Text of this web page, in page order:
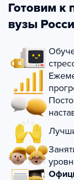
Готовим к
вузы